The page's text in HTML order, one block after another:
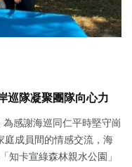
巡隊凝聚團隊向心力
感謝海巡同仁平時堅守崗
庭成員間的情感交流，海
知卡宣綠森林親水公園」